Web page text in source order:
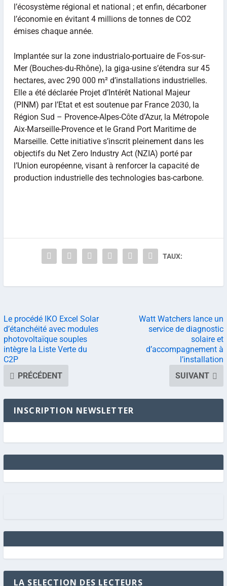
l’écosystème régional et national ; et enfin, décarboner
l’économie en évitant 4 millions de tonnes de CO2
émises chaque année.
Implantée sur la zone industrialo-portuaire de Fos-sur-
Mer (Bouches-du-Rhône), la giga-usine s’étendra sur 45
hectares, avec 290 000 m² d’installations industrielles.
Elle a été déclarée Projet d’Intérêt National Majeur
(PINM) par l’Etat et est soutenue par France 2030, la
Région Sud – Provence-Alpes-Côte d’Azur, la Métropole
Aix-Marseille-Provence et le Grand Port Maritime de
Marseille. Cette initiative s’inscrit pleinement dans les
objectifs du Net Zero Industry Act (NZIA) porté par
l’Union européenne, visant à renforcer la capacité de
production industrielle des technologies bas-carbone.
TAUX:
Le procédé IKO Excel Solar
d’étanchéité avec modules
photovoltaïque souples
intègre la Liste Verte du
C2P
PRÉCÉDENT
Watt Watchers lance un
service de diagnostic
solaire et
d’accompagnement à
l’installation
SUIVANT
INSCRIPTION NEWSLETTER
LA SELECTION DES LECTEURS